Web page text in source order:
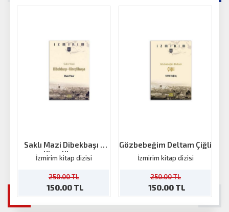
Saklı Mazi Dibekbaşı -
Kireçlikaya
İzmirim kitap dizisi
250.00 TL
150.00 TL
Gözbebeğim Deltam Çiğli
İzmirim kitap dizisi
250.00 TL
150.00 TL